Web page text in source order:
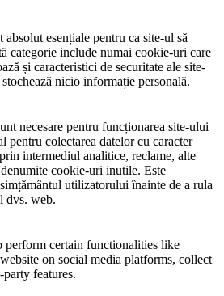
esențiale pentru ca site-ul să
categorie include numai cookie-uri care
și caracteristici de securitate ale site-
nicio informație personală.
necesare pentru funcționarea site-ului
pentru colectarea datelor cu caracter
intermediul analitice, reclame, alte
cookie-uri inutile. Este
utilizatorului înainte de a rula
dvs. web.
perform certain functionalities like
on social media platforms, collect
features.